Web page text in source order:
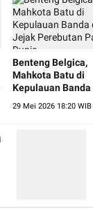
Benteng Belgica,
Mahkota Batu di
Kepulauan Banda
Jejak Perebutan
29 Mei 2026 18:20 WIB